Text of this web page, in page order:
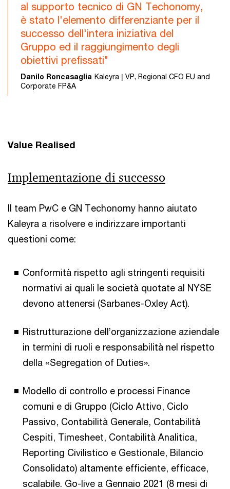
al supporto tecnico di GN Techonomy,
è stato l'elemento differenziante per il
successo dell'intera iniziativa del
Gruppo ed il raggiungimento degli
obiettivi prefissati"
Danilo Roncasaglia Kaleyra | VP, Regional CFO EU and
Corporate FP&A
Value Realised
Implementazione di successo
Il team PwC e GN Techonomy hanno aiutato
Kaleyra a risolvere e indirizzare importanti
questioni come:
Conformità rispetto agli stringenti requisiti
normativi ai quali le società quotate al NYSE
devono attenersi (Sarbanes-Oxley Act).
Ristrutturazione dell’organizzazione aziendale
in termini di ruoli e responsabilità nel rispetto
della «Segregation of Duties».
Modello di controllo e processi Finance
comuni e di Gruppo (Ciclo Attivo, Ciclo
Passivo, Contabilità Generale, Contabilità
Cespiti, Timesheet, Contabilità Analitica,
Reporting Civilistico e Gestionale, Bilancio
Consolidato) altamente efficiente, efficace,
scalabile. Go-live a Gennaio 2021 (8 mesi di